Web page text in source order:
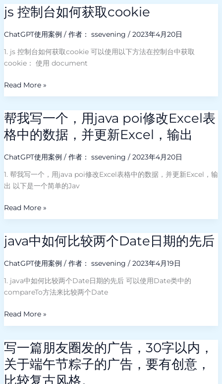
写
个
例
代
码
生
中
实
应
例
或
场
比
如
一
最
优
割
法
身
衣/
爬
哈
衣、
体
衣、
电
动
剃
刀、
智
玩
夫、
家
人、
置
正
等
相
关
种
类
或
js 控制台如何获取cookie
ChatGPT使用案例 / 作者： ssevening / 2023年4月20日
1. js 控制台如何获取cookie 可以使用以下方法在控制台中获取
cookie： 使用 document
js
控
制
如
何
取
Read More »
帮我写一个，用java poi修改Excel表
格中的数据，并更新Excel，输出
ChatGPT使用案例 / 作者： ssevening / 2023年4月20日
1. 帮我写一个，用java poi修改Excel表格中的数据，并更新Excel，输
出 以下是一个简单的Jav
帮
我
写
个，
用
java
修
改
表
中
数
并
Excel，
出
Read More »
java中如何比较两个Date日期的先后
ChatGPT使用案例 / 作者： ssevening / 2023年4月19日
1. java中如何比较两个Date日期的先后 可以使用Date类中的
compareTo方法来比较两个Date
java
中
如
比
较
个
日
期
的
先
Read More »
写一篇朋友圈发的广告，30字以内，
关于端午节粽子的广告，要有创意，
比较复古风格。
写
一
篇
朋